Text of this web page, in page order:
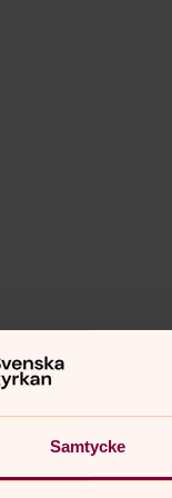
Samtycke
på sidans